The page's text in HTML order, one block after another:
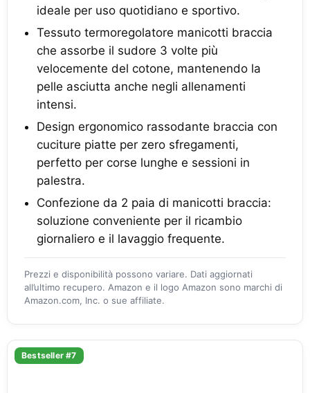
ideale per uso quotidiano e sportivo.
Tessuto termoregolatore manicotti braccia
che assorbe il sudore 3 volte più
velocemente del cotone, mantenendo la
pelle asciutta anche negli allenamenti
intensi.
Design ergonomico rassodante braccia con
cuciture piatte per zero sfregamenti,
perfetto per corse lunghe e sessioni in
palestra.
Confezione da 2 paia di manicotti braccia:
soluzione conveniente per il ricambio
giornaliero e il lavaggio frequente.
Prezzi e disponibilità possono variare. Dati aggiornati
all’ultimo recupero. Amazon e il logo Amazon sono marchi di
Amazon.com, Inc. o sue affiliate.
Bestseller #7